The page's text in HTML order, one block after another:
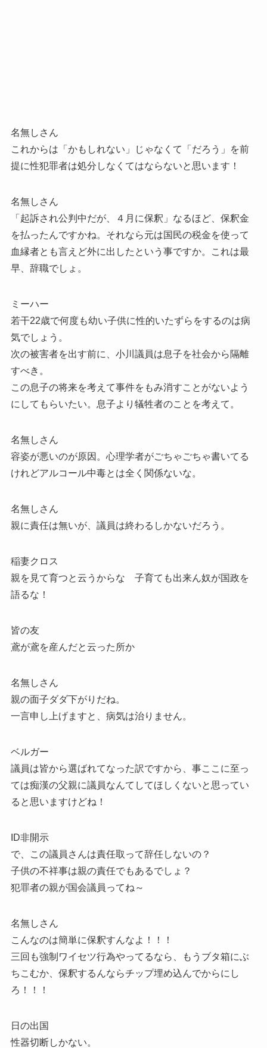
名無しさん
これからは「かもしれない」じゃなくて「だろう」を前
提に性犯罪者は処分しなくてはならないと思います！
名無しさん
「起訴され公判中だが、４月に保釈」なるほど、保釈金
を払ったんですかね。それなら元は国民の税金を使って
血縁者とも言えど外に出したという事ですか。これは最
早、辞職でしょ。
ミーハー
若干22歳で何度も幼い子供に性的いたずらをするのは病
気でしょう。
次の被害者を出す前に、小川議員は息子を社会から隔離
すべき。
この息子の将来を考えて事件をもみ消すことがないよう
にしてもらいたい。息子より犠牲者のことを考えて。
名無しさん
容姿が悪いのが原因。心理学者がごちゃごちゃ書いてる
けれどアルコール中毒とは全く関係ないな。
名無しさん
親に責任は無いが、議員は終わるしかないだろう。
稲妻クロス
親を見て育つと云うからな 子育ても出来ん奴が国政を
語るな！
皆の友
鳶が鳶を産んだと云った所か
名無しさん
親の面子ダダ下がりだね。
一言申し上げますと、病気は治りません。
ベルガー
議員は皆から選ばれてなった訳ですから、事ここに至っ
ては痴漢の父親に議員なんてしてほしくないと思ってい
ると思いますけどね！
ID非開示
で、この議員さんは責任取って辞任しないの？
子供の不祥事は親の責任でもあるでしょ？
犯罪者の親が国会議員ってね～
名無しさん
こんなのは簡単に保釈すんなよ！！！
三回も強制ワイセツ行為やってるなら、もうブタ箱にぶ
ちこむか、保釈するんならチップ埋め込んでからにし
ろ！！！
日の出国
性器切断しかない。